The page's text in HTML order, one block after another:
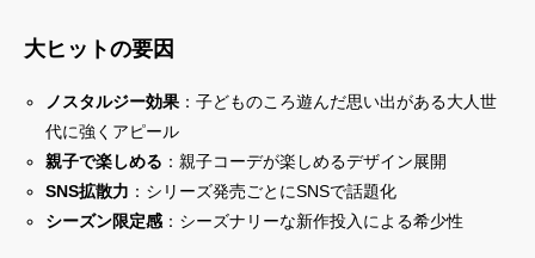
大ヒットの要因
ノスタルジー効果 ：子どものころ遊んだ思い出がある大人世
代に強くアピール
親子で楽しめる ：親子コーデが楽しめるデザイン展開
SNS拡散力 ：シリーズ発売ごとにSNSで話題化
シーズン限定感 ：シーズナリーな新作投入による希少性